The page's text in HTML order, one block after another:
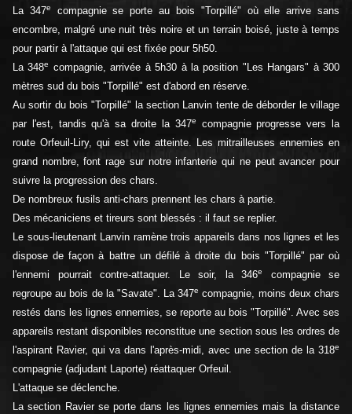
La 347e
compagnie se porte au bois "Torpillé" où elle arrive sans
encombre, malgré une nuit très noire et un terrain boisé, juste à temps
pour partir à l'attaque qui est fixée pour 5h50.
La 348e
compagnie, arrivée à 5h30 à la position "Les Hangars" à 300
mètres sud du bois "Torpillé" est d'abord en réserve.
Au sortir du bois "Torpillé" la section Lanvin tente de déborder le village
par l'est, tandis qu'à sa droite la 347e
compagnie progresse vers la
route Orfeuil-Liry, qui est vite atteinte. Les mitrailleuses ennemies en
grand nombre, font rage sur notre infanterie qui ne peut avancer pour
suivre la progression des chars.
De nombreux fusils anti-chars prennent les chars à partie.
Des mécaniciens et tireurs sont blessés : il faut se replier.
Le sous-lieutenant Lanvin ramène trois appareils dans nos lignes et les
dispose de façon à battre un défilé à droite du bois "Torpillé" par où
l'ennemi pourrait contre-attaquer. Le soir, la 346e
compagnie se
regroupe au bois de la "Savate". La 347e compagnie, moins deux chars
restés dans les lignes ennemies, se reporte au bois "Torpillé". Avec ses
appareils restant disponibles reconstitue une section sous les ordres de
l'aspirant Ravier, qui va dans l'après-midi, avec une section de la 318e
compagnie (adjudant Laporte) réattaquer Orfeuil.
L'attaque se déclenche.
La section Ravier se porte dans les lignes ennemies mais la distance